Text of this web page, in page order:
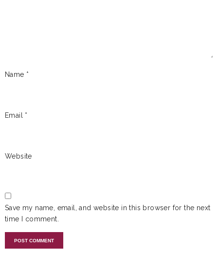
Name *
Email *
Website
Save my name, email, and website in this browser for the next
time I comment.